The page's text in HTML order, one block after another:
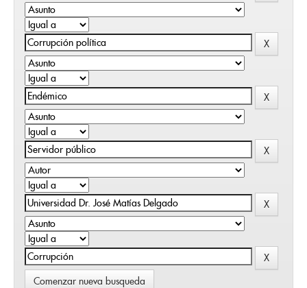
Comenzar nueva busqueda